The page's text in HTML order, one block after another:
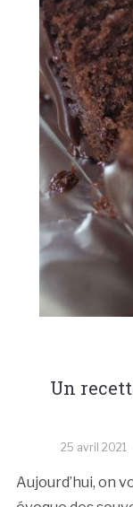
Un
25 avril 2021
Aujourd’hui, on